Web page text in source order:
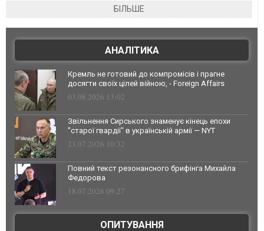
БІЛЬШЕ
АНАЛІТИКА
Кремль не готовий до компромісів і прагне
досягти своїх цілей війною, - Foreign Affairs
03.08.2026 13:02
Звільнення Сирського знаменує кінець епохи
"старої гвардії" в українській армії — NYT
23.07.2026 10:32
Повний текст резонансного брифінга Михайла
Федорова
18.07.2026 09:27
ОПИТУВАННЯ